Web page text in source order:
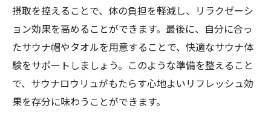
摂取を控えることで、体の負担を軽減し、リラクゼーシ
ョン効果を高めることができます。最後に、自分に合っ
たサウナ帽やタオルを用意することで、快適なサウナ体
験をサポートしましょう。このような準備を整えること
で、サウナロウリュがもたらす心地よいリフレッシュ効
果を存分に味わうことができます。